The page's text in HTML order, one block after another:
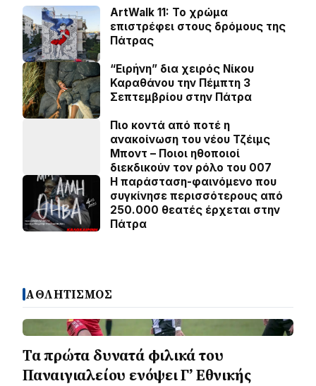
ArtWalk 11: Το χρώμα
επιστρέφει στους δρόμους της
Πάτρας
“Ειρήνη” δια χειρός Νίκου
Καραθάνου την Πέμπτη 3
Σεπτεμβρίου στην Πάτρα
Πιο κοντά από ποτέ η
ανακοίνωση του νέου Τζέιμς
Μποντ – Ποιοι ηθοποιοί
διεκδικούν τον ρόλο του 007
Η παράσταση-φαινόμενο που
συγκίνησε περισσότερους από
250.000 θεατές έρχεται στην
Πάτρα
ΑΘΛΗΤΙΣΜΟΣ
Τα πρώτα δυνατά φιλικά του
Παναιγιαλείου ενόψει Γ’ Εθνικής